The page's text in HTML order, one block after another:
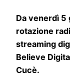
Da venerdì 5
rotazione
streaming
Believe
Cucè.